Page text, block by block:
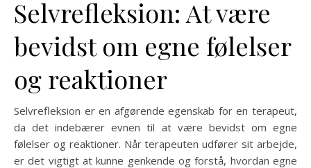
Selvrefleksion: At være
bevidst om egne følelser
og reaktioner
Selvrefleksion er en afgørende egenskab for en terapeut,
da det indebærer evnen til at være bevidst om egne
følelser og reaktioner. Når terapeuten udfører sit arbejde,
er det vigtigt at kunne genkende og forstå, hvordan egne